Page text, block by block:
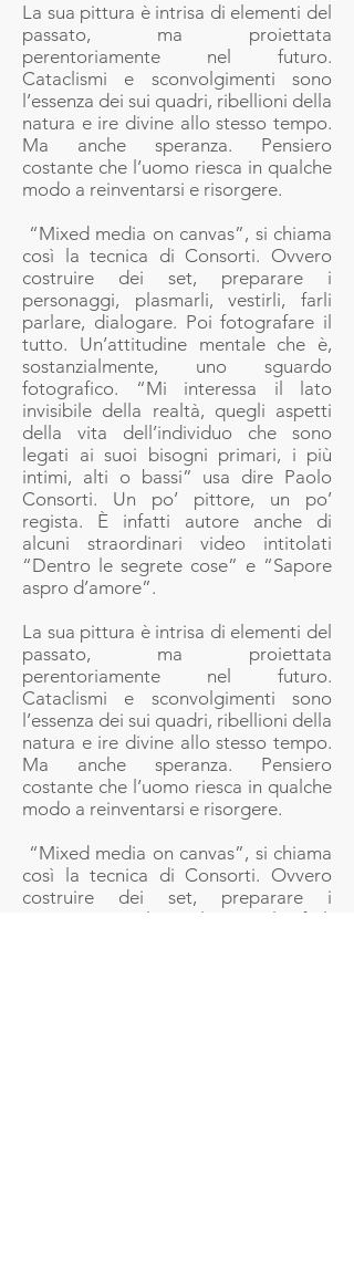
La sua pittura è intrisa di elementi del
passato, ma proiettata
perentoriamente nel futuro.
Cataclismi e sconvolgimenti sono
l’essenza dei sui quadri, ribellioni della
natura e ire divine allo stesso tempo.
Ma anche speranza. Pensiero
costante che l’uomo riesca in qualche
modo a reinventarsi e risorgere.
“Mixed media on canvas”, si chiama
così la tecnica di Consorti. Ovvero
costruire dei set, preparare i
personaggi, plasmarli, vestirli, farli
parlare, dialogare. Poi fotografare il
tutto. Un’attitudine mentale che è,
sostanzialmente, uno sguardo
fotografico. “Mi interessa il lato
invisibile della realtà, quegli aspetti
della vita dell’individuo che sono
legati ai suoi bisogni primari, i più
intimi, alti o bassi” usa dire Paolo
Consorti. Un po’ pittore, un po’
regista. È infatti autore anche di
alcuni straordinari video intitolati
“Dentro le segrete cose” e “Sapore
aspro d’amore”.
La sua pittura è intrisa di elementi del
passato, ma proiettata
perentoriamente nel futuro.
Cataclismi e sconvolgimenti sono
l’essenza dei sui quadri, ribellioni della
natura e ire divine allo stesso tempo.
Ma anche speranza. Pensiero
costante che l’uomo riesca in qualche
modo a reinventarsi e risorgere.
“Mixed media on canvas”, si chiama
così la tecnica di Consorti. Ovvero
costruire dei set, preparare i
personaggi, plasmarli, vestirli, farli